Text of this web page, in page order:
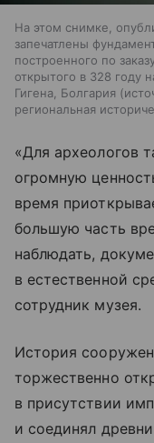
На этом снимке,
запечатлены
построенного по
открытого в 328 году
Гигена, Болгария
региональная
«Для археологов
огромную
время
большую часть
наблюдать,
в естественной
сотрудник музея.
История
торжественно
в присутствии
и соединял